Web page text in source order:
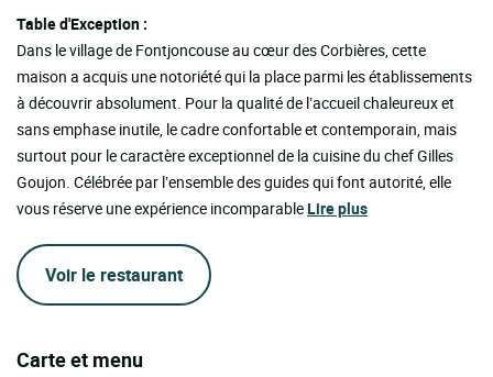
Table d'Exception :
Dans le village de Fontjoncouse au cœur des Corbières, cette
maison a acquis une notoriété qui la place parmi les établissements
à découvrir absolument. Pour la qualité de l’accueil chaleureux et
sans emphase inutile, le cadre confortable et contemporain, mais
surtout pour le caractère exceptionnel de la cuisine du chef Gilles
Goujon. Célébrée par l’ensemble des guides qui font autorité, elle
vous réserve une expérience incomparableLire plus
Voir le restaurant
Carte et menu